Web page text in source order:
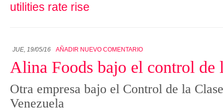
utilities rate rise
JUE, 19/05/16 AÑADIR NUEVO COMENTARIO
Alina Foods bajo el control de
Otra empresa bajo el Control de la
Venezuela